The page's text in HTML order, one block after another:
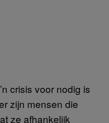
crisis voor nodig is
zijn mensen die
ze afhankelijk